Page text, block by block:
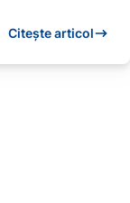
Citește articol